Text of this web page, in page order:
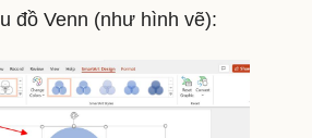
đồ Venn (như hình vẽ):